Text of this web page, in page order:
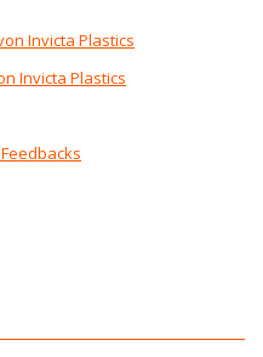
Invicta Plastics
Invicta Plastics